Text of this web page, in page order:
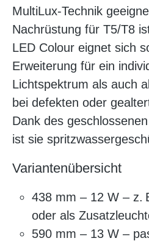
MultiLux-Technik
Nachrüstung für T5/T8
LED Colour eignet sich
Erweiterung für ein
Lichtspektrum als auch
bei defekten oder
Dank des
ist sie
Variantenübersicht
438 mm – 12 W – z.
oder als
590 mm – 13 W –